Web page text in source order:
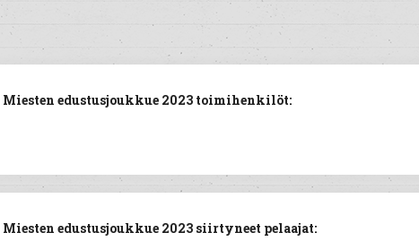
edustusjoukkue 2023 toimihenkilöt:
edustusjoukkue 2023 siirtyneet pelaajat: